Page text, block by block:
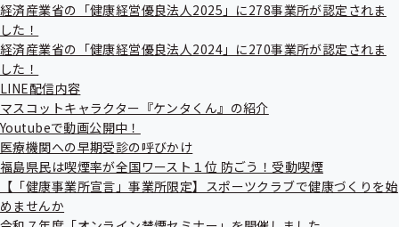
経済産業省の「健康経営優良法人2025」に278事業所が認定されま
した！
経済産業省の「健康経営優良法人2024」に270事業所が認定されま
した！
LINE配信内容
マスコットキャラクター『ケンタくん』の紹介
Youtubeで動画公開中！
医療機関への早期受診の呼びかけ
福島県民は喫煙率が全国ワースト１位 防ごう！受動喫煙
【「健康事業所宣言」事業所限定】スポーツクラブで健康づくりを始
めませんか
福島民友新聞社賞
有限会社 ハシコー梱包運輸（鏡石町）